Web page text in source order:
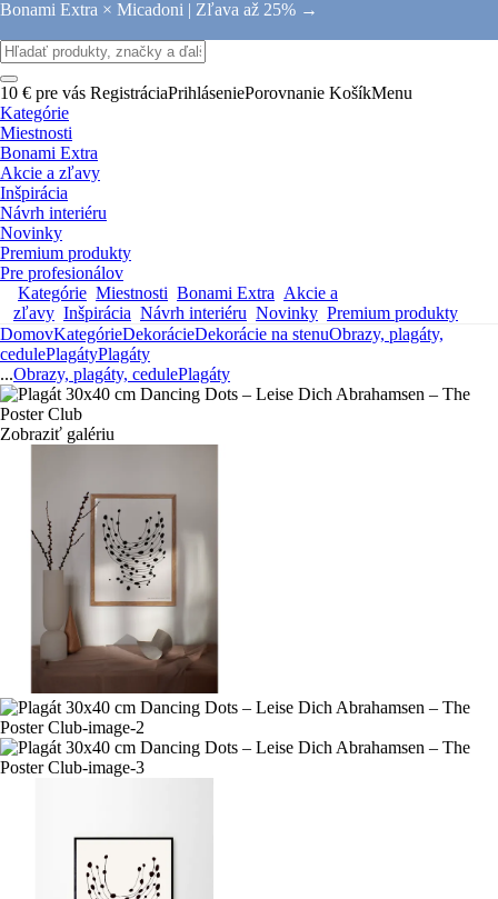
Bonami Extra × Micadoni | Zľava až 25% →
10 € pre vás RegistráciaPrihláseniePorovnanie KošíkMenu
Kategórie
Miestnosti
Bonami Extra
Akcie a zľavy
Inšpirácia
Návrh interiéru
Novinky
Premium produkty
Pre profesionálov
Kategórie Miestnosti Bonami Extra Akcie a
zľavy Inšpirácia Návrh interiéru Novinky Premium produkty
DomovKategórieDekorácieDekorácie na stenuObrazy, plagáty,
cedulePlagátyPlagáty
...Obrazy, plagáty, cedulePlagáty
Zobraziť galériu